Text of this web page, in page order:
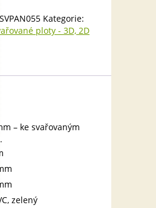
SVPAN055 Kategorie:
ploty - 3D, 2D
– ke svařovaným
zelený